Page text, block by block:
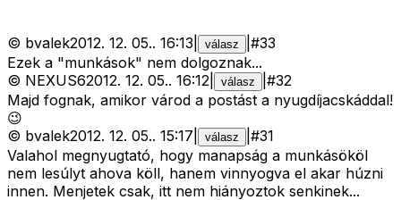
© bvalek2012. 12. 05.. 16:13 válasz #33
Ezek a "munkások" nem dolgoznak...
© NEXUS62012. 12. 05.. 16:12 válasz #32
Majd fognak, amikor várod a postást a nyugdíjacskáddal!
😉
© bvalek2012. 12. 05.. 15:17 válasz #31
Valahol megnyugtató, hogy manapság a munkásököl
nem lesúlyt ahova köll, hanem vinnyogva el akar húzni
innen. Menjetek csak, itt nem hiányoztok senkinek...